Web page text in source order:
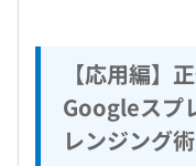
【応用編】
Googleスプ
レンジング術